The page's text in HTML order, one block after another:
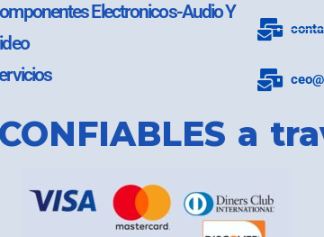
Electronicos-Audio Y
a